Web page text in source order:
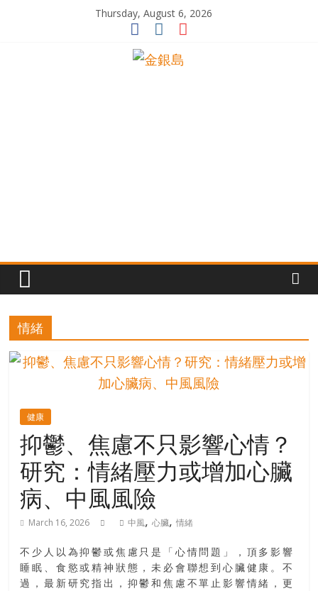
Thursday, August 6, 2026
命
的
寶
藏
金
銀
島
共
享
共
共
創
人
情緒
健康
抑鬱、焦慮不只影響心情？
研究：情緒壓力或增加心臟
病、中風風險
March 16, 2026 中風,心臟,情緒
不少人以為抑鬱或焦慮只是「心情問題」，頂多影響
睡眠、食慾或精神狀態，未必會聯想到心臟健康。不
過，最新研究指出，抑鬱和焦慮不單止影響情緒，更